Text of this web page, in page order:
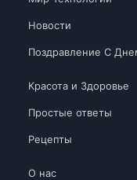
Новости
Поздравление С
Красота и Здоровье
Простые ответы
Рецепты
О нас